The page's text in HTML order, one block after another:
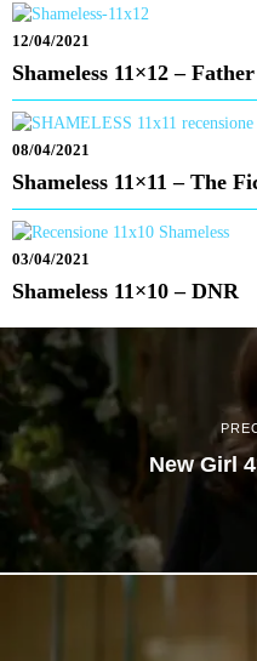
12/04/2021
Shameless 11×12 –
08/04/2021
Shameless 11×11 – The
03/04/2021
Shameless 11×10 – DNR
New Girl